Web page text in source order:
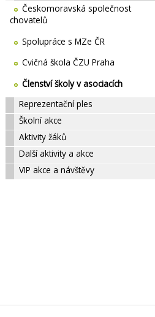
Českomoravská společnost
chovatelů
Spolupráce s MZe ČR
Cvičná škola ČZU Praha
Členství školy v asociacích
Reprezentační ples
Školní akce
Aktivity žáků
Další aktivity a akce
VIP akce a návštěvy